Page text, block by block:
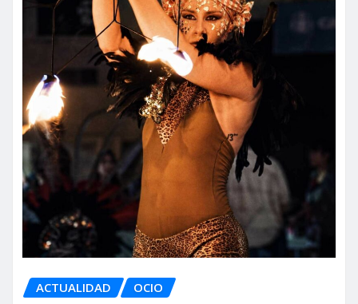
ACTUALIDAD OCIO